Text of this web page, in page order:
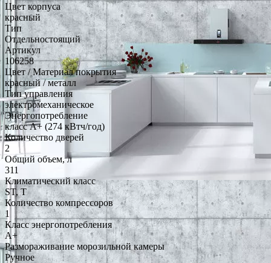
Цвет корпуса
красный
Тип
Отдельностоящий
Артикул
106258
Цвет / Материал покрытия
красный / металл
Тип управления
электромеханическое
Энергопотребление
класс A+ (274 кВтч/год)
Количество дверей
2
Общий объем, л
311
Климатический класс
ST, T
Количество компрессоров
1
Класс энергопотребления
A+
Размораживание морозильной камеры
Ручное